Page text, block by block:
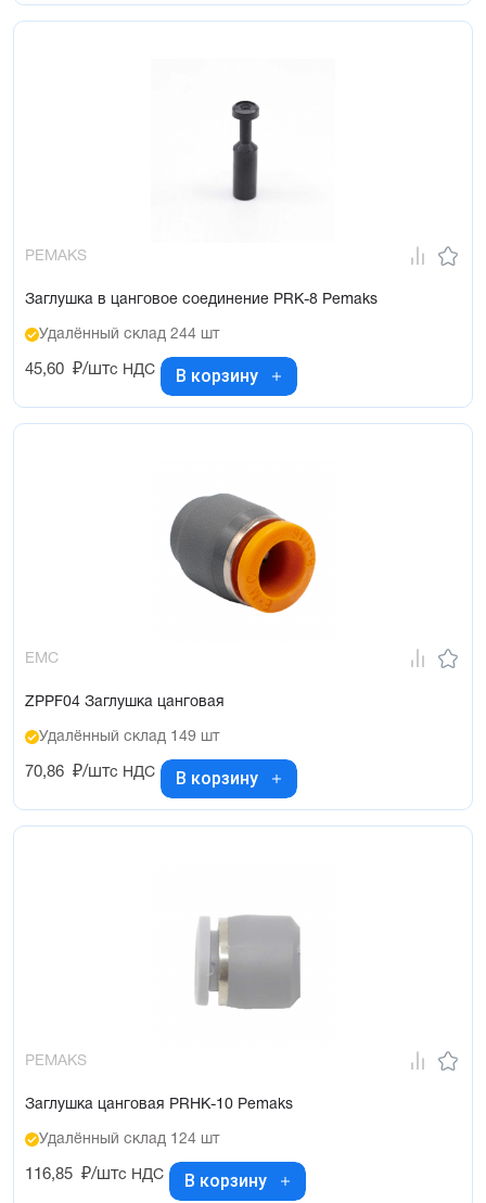
PEMAKS
Заглушка в цанговое соединение PRK-8 Pemaks
Удалённый склад 244 шт
45,60 ₽/штс НДС В корзину
EMC
ZPPF04 Заглушка цанговая
Удалённый склад 149 шт
70,86 ₽/штс НДС В корзину
PEMAKS
Заглушка цанговая PRHK-10 Pemaks
Удалённый склад 124 шт
116,85 ₽/штс НДС В корзину